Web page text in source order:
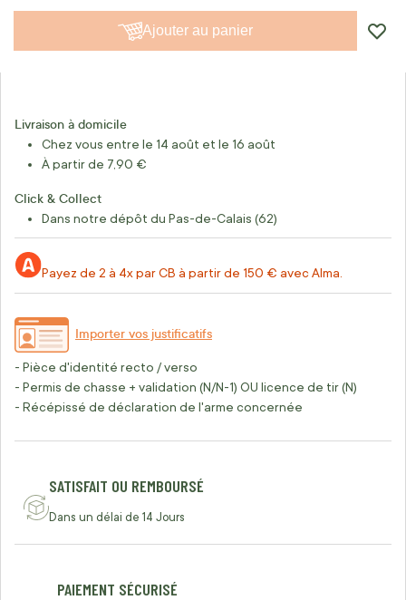
Ajouter au panier
Livraison à domicile
Chez vous entre le 14 août et le 16 août
À partir de 7,90 €
Click & Collect
Dans notre dépôt du Pas-de-Calais (62)
Payez de 2 à 4x par CB à partir de 150 € avec Alma.
Importer vos justificatifs
- Pièce d'identité recto / verso
- Permis de chasse + validation (N/N-1) OU licence de tir (N)
- Récépissé de déclaration de l'arme concernée
SATISFAIT OU REMBOURSÉ
Dans un délai de 14 Jours
PAIEMENT SÉCURISÉ